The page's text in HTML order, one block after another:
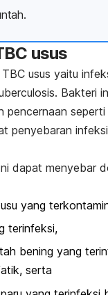
usus
usus yaitu
. Bakteri
pencernaan
penyebaran
dapat menyebar
yang
terinfeksi,
bening yang
serta